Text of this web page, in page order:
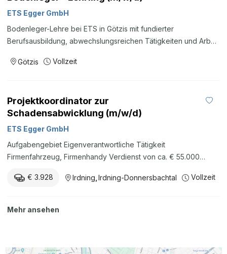
ETS Egger GmbH
Bodenleger-Lehre bei ETS in Götzis mit fundierter
Berufsausbildung, abwechslungsreichen Tätigkeiten und Arbeit
Götzis
Vollzeit
Projektkoordinator zur
Schadensabwicklung (m/w/d)
ETS Egger GmbH
Aufgabengebiet Eigenverantwortliche Tätigkeit
Firmenfahrzeug, Firmenhandy Verdienst von ca. € 55.000
Gerald Bacher Trautenfelserstraße 234 8952 Irdning-
geschützt! Zur Anzeige muss JavaScript eingeschaltet
€ 3.928 Irdning Irdning-Donnersbachtal Vollzeit
Mehr ansehen